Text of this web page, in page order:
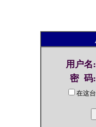
用户名:
密 码:
在这